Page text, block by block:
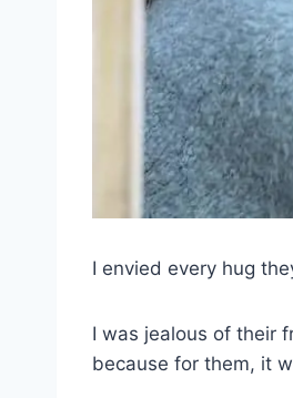
I envied every hug
I was jealous of their
because for them, it